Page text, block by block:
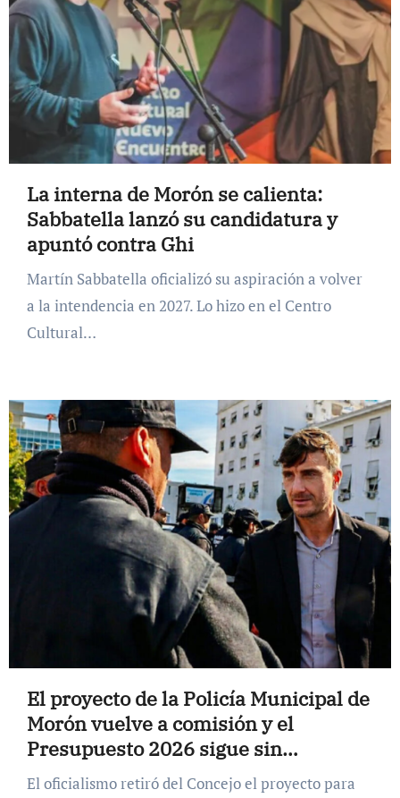
La interna de Morón se calienta:
Sabbatella lanzó su candidatura y
apuntó contra Ghi
Martín Sabbatella oficializó su aspiración a volver
a la intendencia en 2027. Lo hizo en el Centro
Cultural…
El proyecto de la Policía Municipal de
Morón vuelve a comisión y el
Presupuesto 2026 sigue sin
tratamiento
El oficialismo retiró del Concejo el proyecto para